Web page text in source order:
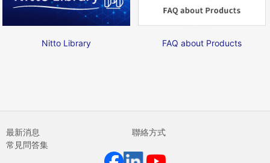
Nitto Library FAQ about Products
最新消息
聯絡方式
常見問答集